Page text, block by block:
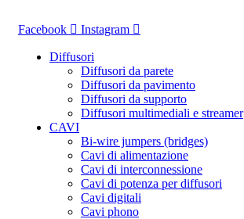
Facebook Instagram
Diffusori
Diffusori da parete
Diffusori da pavimento
Diffusori da supporto
Diffusori multimediali e streamer
CAVI
Bi-wire jumpers (bridges)
Cavi di alimentazione
Cavi di interconnessione
Cavi di potenza per diffusori
Cavi digitali
Cavi phono